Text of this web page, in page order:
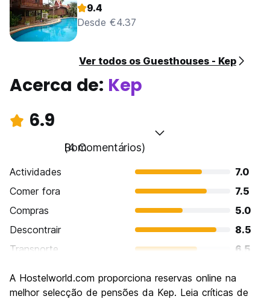
9.4
Desde €4.37
Ver todos os Guesthouses - Kep
Acerca de: Kep
6.9
Bom
(4 Comentários)
Actividades
7.0
Comer fora
7.5
Compras
5.0
Descontrair
8.5
Transporte
6.5
Cultura
7.0
A Hostelworld.com proporciona reservas online na
melhor selecção de pensões da Kep. Leia críticas de